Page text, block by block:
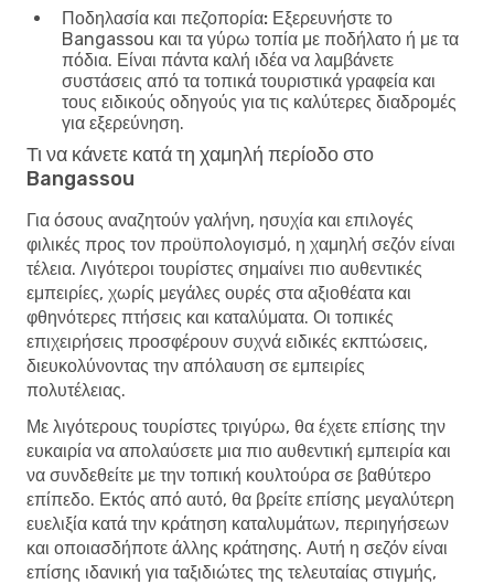
Ποδηλασία και πεζοπορία: Εξερευνήστε το
Bangassou και τα γύρω τοπία με ποδήλατο ή με τα
πόδια. Είναι πάντα καλή ιδέα να λαμβάνετε
συστάσεις από τα τοπικά τουριστικά γραφεία και
τους ειδικούς οδηγούς για τις καλύτερες διαδρομές
για εξερεύνηση.
Τι να κάνετε κατά τη χαμηλή περίοδο στο
Bangassou
Για όσους αναζητούν γαλήνη, ησυχία και επιλογές
φιλικές προς τον προϋπολογισμό, η χαμηλή σεζόν είναι
τέλεια. Λιγότεροι τουρίστες σημαίνει πιο αυθεντικές
εμπειρίες, χωρίς μεγάλες ουρές στα αξιοθέατα και
φθηνότερες πτήσεις και καταλύματα. Οι τοπικές
επιχειρήσεις προσφέρουν συχνά ειδικές εκπτώσεις,
διευκολύνοντας την απόλαυση σε εμπειρίες
πολυτέλειας.
Με λιγότερους τουρίστες τριγύρω, θα έχετε επίσης την
ευκαιρία να απολαύσετε μια πιο αυθεντική εμπειρία και
να συνδεθείτε με την τοπική κουλτούρα σε βαθύτερο
επίπεδο. Εκτός από αυτό, θα βρείτε επίσης μεγαλύτερη
ευελιξία κατά την κράτηση καταλυμάτων, περιηγήσεων
και οποιασδήποτε άλλης κράτησης. Αυτή η σεζόν είναι
επίσης ιδανική για ταξιδιώτες της τελευταίας στιγμής,